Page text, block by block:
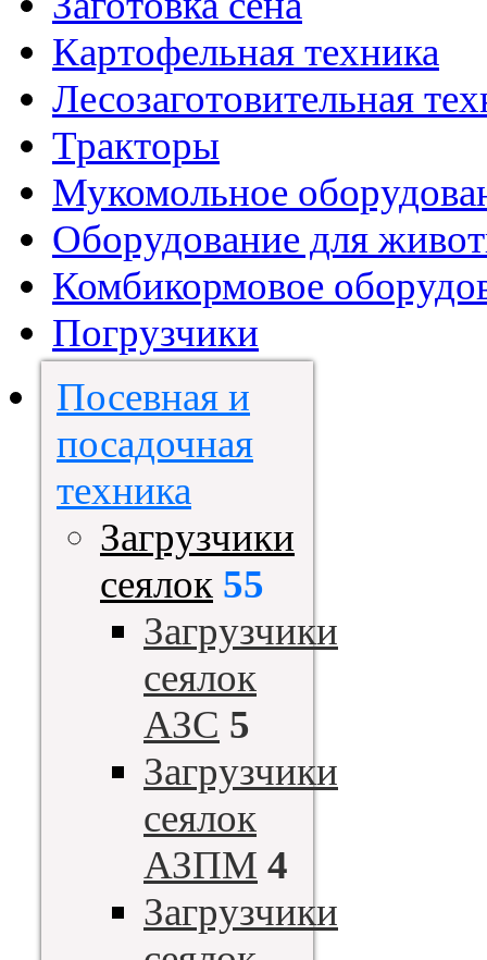
Картофельная техника
Лесозаготовительная
Тракторы
Мукомольное
Оборудование для
Комбикормовое
Погрузчики
Посевная и
посадочная
техника
Загрузчики
сеялок 55
Загрузчики
сеялок
АЗС 5
Загрузчики
сеялок
АЗПМ 4
Загрузчики